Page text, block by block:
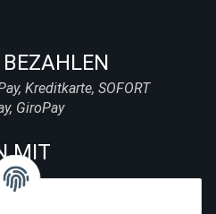
Kreditkarte, SOFORT
GiroPay
MIT
DHL